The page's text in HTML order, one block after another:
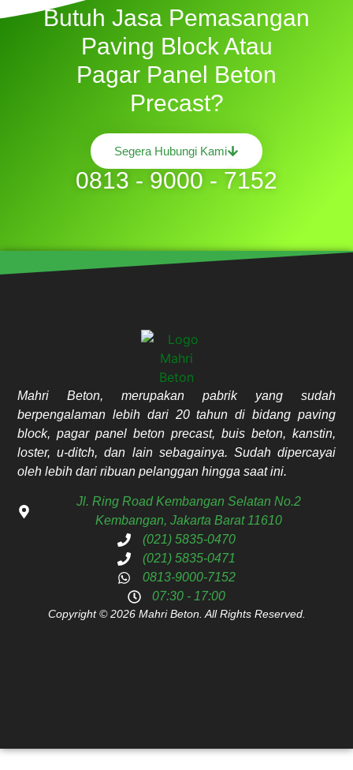
Butuh Jasa Pemasangan
Paving Block Atau
Pagar Panel Beton
Precast?
Segera Hubungi Kami
0813 - 9000 - 7152
Mahri Beton, merupakan pabrik yang sudah
berpengalaman lebih dari 20 tahun di bidang paving
block, pagar panel beton precast, buis beton, kanstin,
loster, u-ditch, dan lain sebagainya. Sudah dipercayai
oleh lebih dari ribuan pelanggan hingga saat ini.
Jl. Ring Road Kembangan Selatan No.2
Kembangan, Jakarta Barat 11610
(021) 5835-0470
(021) 5835-0471
0813-9000-7152
07:30 - 17:00
Copyright © 2026 Mahri Beton. All Rights Reserved.